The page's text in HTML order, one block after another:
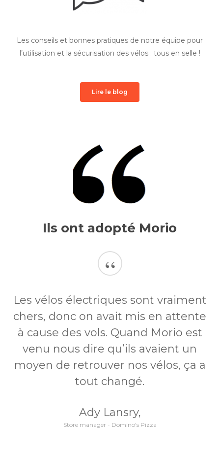
Les conseils et bonnes pratiques de notre équipe pour
l’utilisation et la sécurisation des vélos : tous en selle !
Lire le blog
Ils ont adopté Morio
“
Les vélos électriques sont vraiment
chers, donc on avait mis en attente
à cause des vols. Quand Morio est
venu nous dire qu’ils avaient un
moyen de retrouver nos vélos, ça a
tout changé.
Ady Lansry,
Store manager - Domino's Pizza